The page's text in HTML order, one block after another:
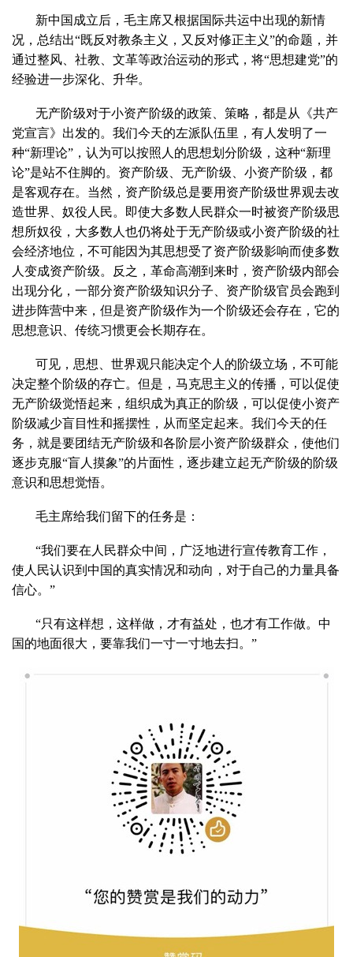
新中国成立后，毛主席又根据国际共运中出现的新情
况，总结出“既反对教条主义，又反对修正主义”的命题，并
通过整风、社教、文革等政治运动的形式，将“思想建党”的
经验进一步深化、升华。
无产阶级对于小资产阶级的政策、策略，都是从《共产
党宣言》出发的。我们今天的左派队伍里，有人发明了一
种“新理论”，认为可以按照人的思想划分阶级，这种“新理
论”是站不住脚的。资产阶级、无产阶级、小资产阶级，都
是客观存在。当然，资产阶级总是要用资产阶级世界观去改
造世界、奴役人民。即使大多数人民群众一时被资产阶级思
想所奴役，大多数人也仍将处于无产阶级或小资产阶级的社
会经济地位，不可能因为其思想受了资产阶级影响而使多数
人变成资产阶级。反之，革命高潮到来时，资产阶级内部会
出现分化，一部分资产阶级知识分子、资产阶级官员会跑到
进步阵营中来，但是资产阶级作为一个阶级还会存在，它的
思想意识、传统习惯更会长期存在。
可见，思想、世界观只能决定个人的阶级立场，不可能
决定整个阶级的存亡。但是，马克思主义的传播，可以促使
无产阶级觉悟起来，组织成为真正的阶级，可以促使小资产
阶级减少盲目性和摇摆性，从而坚定起来。我们今天的任
务，就是要团结无产阶级和各阶层小资产阶级群众，使他们
逐步克服“盲人摸象”的片面性，逐步建立起无产阶级的阶级
意识和思想觉悟。
毛主席给我们留下的任务是：
“我们要在人民群众中间，广泛地进行宣传教育工作，
使人民认识到中国的真实情况和动向，对于自己的力量具备
信心。”
“只有这样想，这样做，才有益处，也才有工作做。中
国的地面很大，要靠我们一寸一寸地去扫。”